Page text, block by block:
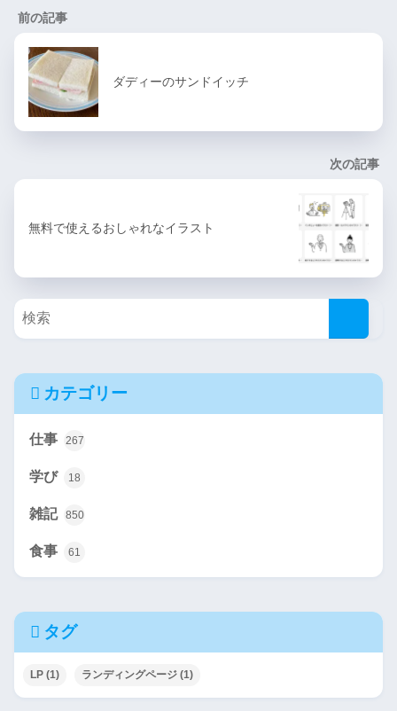
前の記事
ダディーのサンドイッチ
次の記事
無料で使えるおしゃれなイラスト
カテゴリー
仕事 267
学び 18
雑記 850
食事 61
タグ
LP (1) ランディングページ (1)